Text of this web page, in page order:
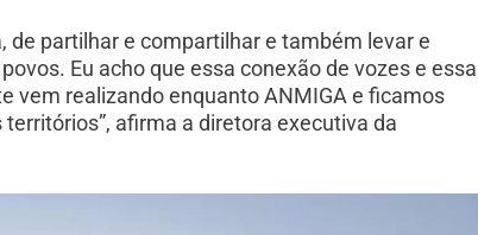
de partilhar e compartilhar e também levar e
Eu acho que essa conexão de vozes e essa
vem realizando enquanto ANMIGA e ficamos
afirma a diretora executiva da